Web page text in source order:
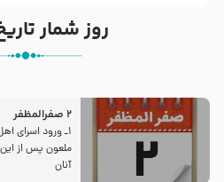
روز شمار
2 صفرالمظفر
1ـ ورود اسراى
ملعون پس از این
آنان